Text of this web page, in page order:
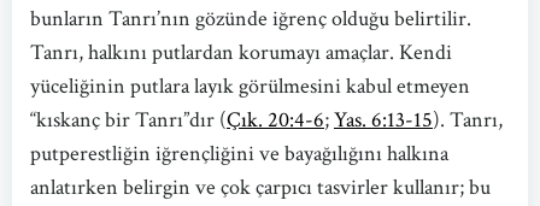
bunların Tanrı’nın gözünde iğrenç olduğu belirtilir.
Tanrı, halkını putlardan korumayı amaçlar. Kendi
yüceliğinin putlara layık görülmesini kabul etmeyen
“kıskanç bir Tanrı”dır (Çık. 20:4-6;Yas. 6:13-15). Tanrı,
putperestliğin iğrençliğini ve bayağılığını halkına
anlatırken belirgin ve çok çarpıcı tasvirler kullanır; bu